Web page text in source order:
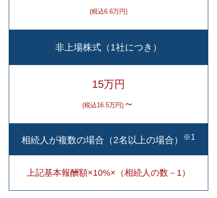
(税込6.6万円)
非上場株式（1社につき）
15万円
(税込16.5万円) ～
相続人が複数の場合（2名以上の場合） ※1
上記基本報酬額×10%×（相続人の数－1）